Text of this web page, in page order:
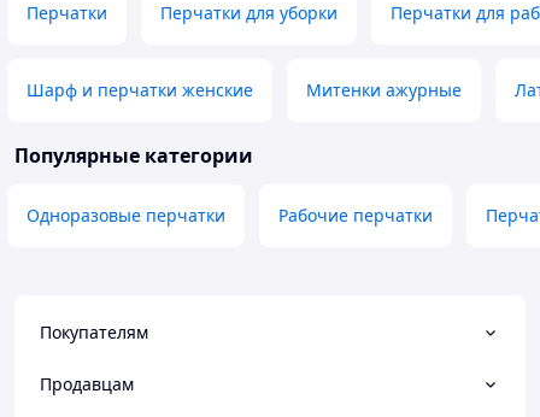
Перчатки Перчатки для уборки Перчатки для
Шарф и перчатки женские Митенки ажурные
Популярные категории
Одноразовые перчатки Рабочие перчатки
Покупателям
Продавцам